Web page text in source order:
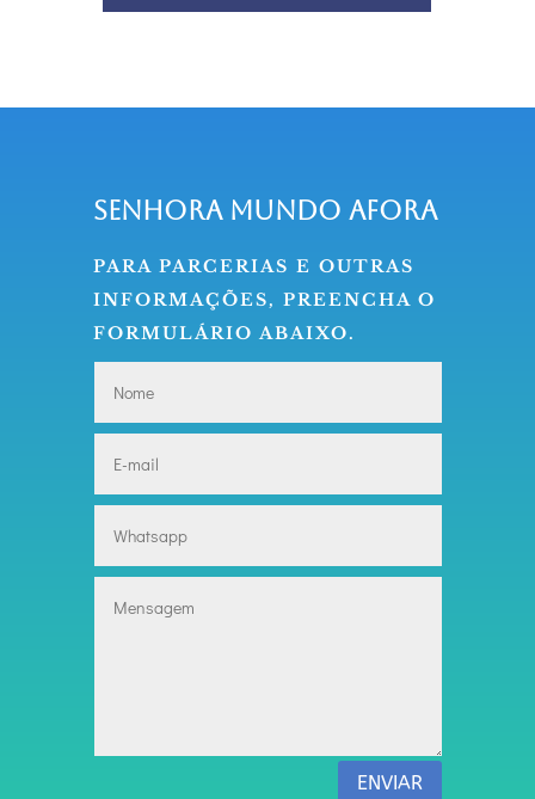
Senhora Mundo Afora
PARA PARCERIAS E OUTRAS
INFORMAÇÕES, PREENCHA O
FORMULÁRIO ABAIXO.
ENVIAR